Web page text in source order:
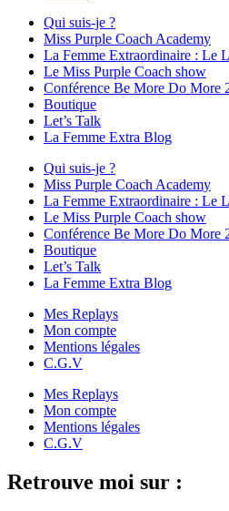
Qui suis-je ?
Miss Purple Coach Academy
La Femme Extraordinaire : Le
Le Miss Purple Coach show
Conférence Be More Do More
Boutique
Let’s Talk
La Femme Extra Blog
Qui suis-je ?
Miss Purple Coach Academy
La Femme Extraordinaire : Le
Le Miss Purple Coach show
Conférence Be More Do More
Boutique
Let’s Talk
La Femme Extra Blog
Mes Replays
Mon compte
Mentions légales
C.G.V
Mes Replays
Mon compte
Mentions légales
C.G.V
Retrouve moi sur :